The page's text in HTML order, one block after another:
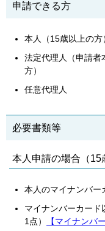
申請できる方
本人（15歳以上の方
法定代理人（申請者
方）
任意代理人
必要書類等
本人申請の場合（15
本人のマイナンバー
マイナンバーカード
1点）
【マイナンバ